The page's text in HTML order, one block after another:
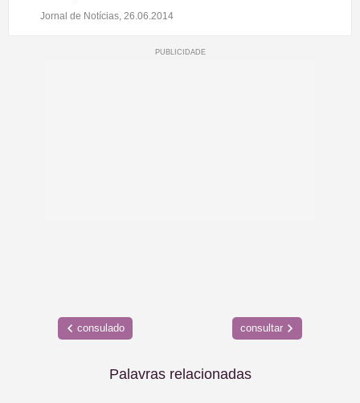
Jornal de Notícias, 26.06.2014
consulado consultar
Palavras relacionadas